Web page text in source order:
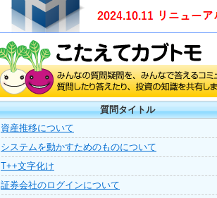
質問タイトル
資産推移について
システムを動かすためのものについて
T++文字化け
証券会社のログインについて